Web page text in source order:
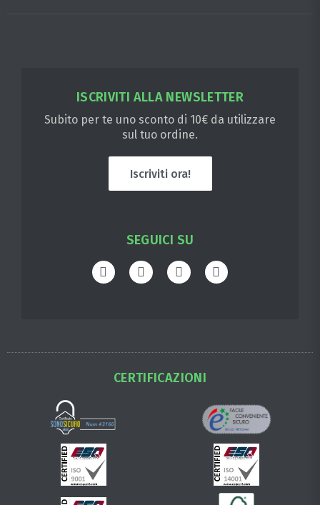
ISCRIVITI ALLA NEWSLETTER
Subito per te uno sconto di 10€ da utilizzare
sul tuo ordine.
Iscriviti ora!
SEGUICI SU
CERTIFICAZIONI